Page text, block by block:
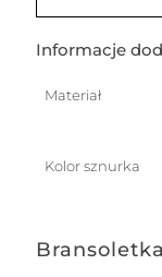
szczęście
kuleczką
Informacje
Materiał
Kolor sznurka